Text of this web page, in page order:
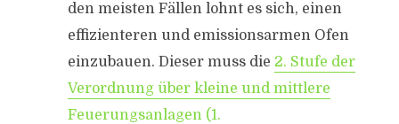
den meisten Fällen lohnt es sich, einen
effizienteren und emissionsarmen Ofen
einzubauen. Dieser muss die 2. Stufe der
Verordnung über kleine und mittlere
Feuerungsanlagen (1.